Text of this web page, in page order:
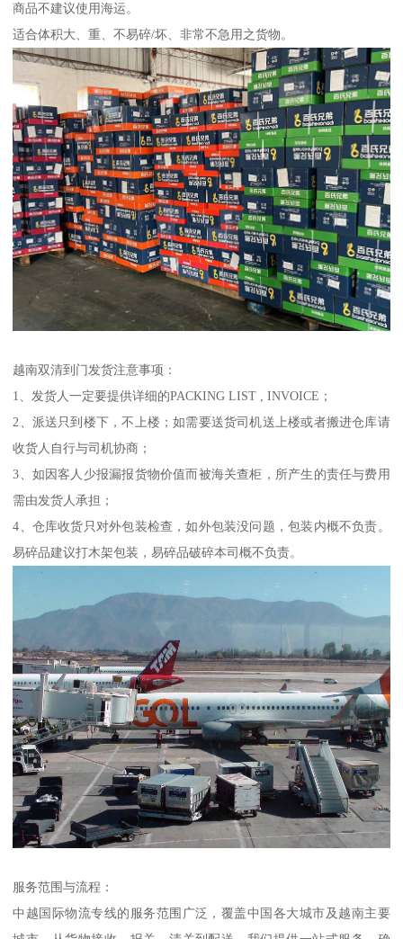
商品不建议使用海运。
适合体积大、重、不易碎/坏、非常不急用之货物。
越南双清到门发货注意事项：
1、发货人一定要提供详细的PACKING LIST , INVOICE；
2、派送只到楼下，不上楼；如需要送货司机送上楼或者搬进仓库请
收货人自行与司机协商；
3、如因客人少报漏报货物价值而被海关查柜，所产生的责任与费用
需由发货人承担；
4、仓库收货只对外包装检查，如外包装没问题，包装内概不负责。
易碎品建议打木架包装，易碎品破碎本司概不负责。
服务范围与流程：
中越国际物流专线的服务范围广泛，覆盖中国各大城市及越南主要